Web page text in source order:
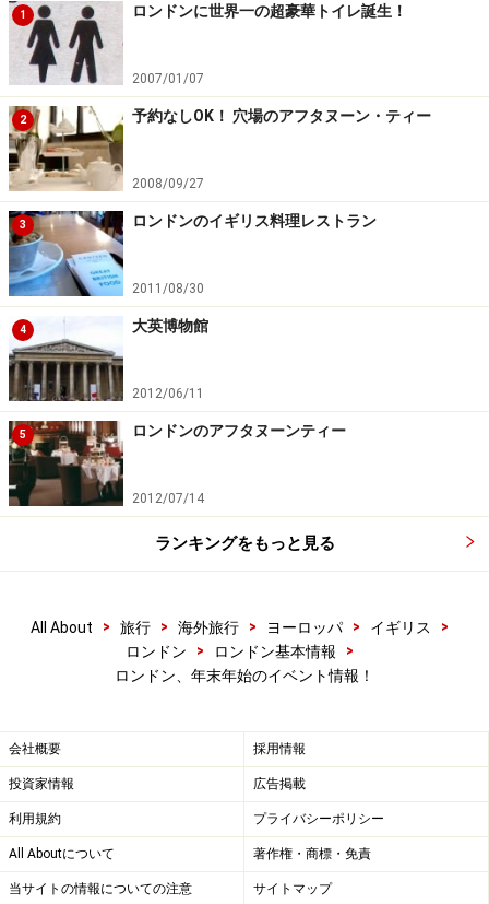
1 ロンドンに世界一の超豪華トイレ誕生！
2007/01/07
2 予約なしOK！ 穴場のアフタヌーン・ティー
2008/09/27
3 ロンドンのイギリス料理レストラン
2011/08/30
4 大英博物館
2012/06/11
5 ロンドンのアフタヌーンティー
2012/07/14
ランキングをもっと見る
All About > 旅行 > 海外旅行 > ヨーロッパ > イギリス
>
ロンドン
> ロンドン基本情報
>
ロンドン、年末年始のイベント情報！
会社概要 採用情報
投資家情報 広告掲載
利用規約 プライバシーポリシー
All Aboutについて 著作権・商標・免責
当サイトの情報についての注意 サイトマップ